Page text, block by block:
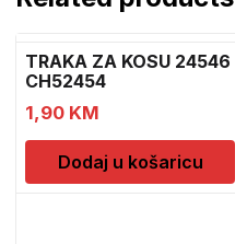
TRAKA ZA KOSU 24546
CH52454
1,90 KM
Dodaj u košaricu